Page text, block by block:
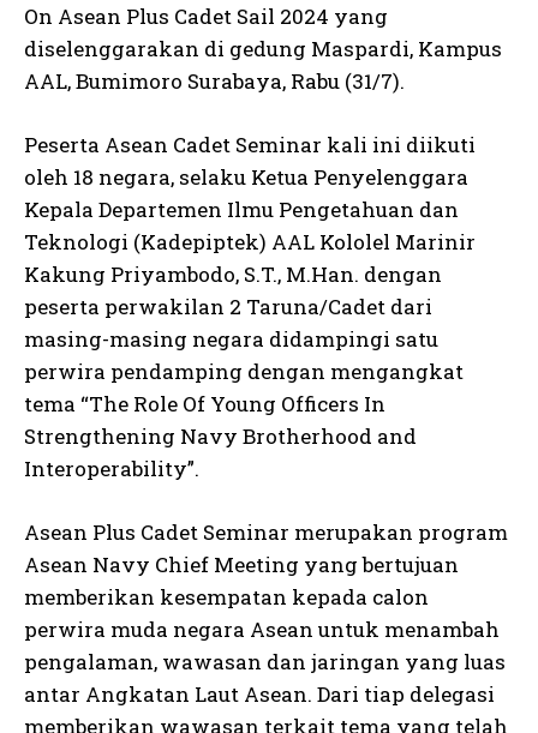
On Asean Plus Cadet Sail 2024 yang
diselenggarakan di gedung Maspardi, Kampus
AAL, Bumimoro Surabaya, Rabu (31/7).
Peserta Asean Cadet Seminar kali ini diikuti
oleh 18 negara, selaku Ketua Penyelenggara
Kepala Departemen Ilmu Pengetahuan dan
Teknologi (Kadepiptek) AAL Kololel Marinir
Kakung Priyambodo, S.T., M.Han. dengan
peserta perwakilan 2 Taruna/Cadet dari
masing-masing negara didampingi satu
perwira pendamping dengan mengangkat
tema “The Role Of Young Officers In
Strengthening Navy Brotherhood and
Interoperability”.
Asean Plus Cadet Seminar merupakan program
Asean Navy Chief Meeting yang bertujuan
memberikan kesempatan kepada calon
perwira muda negara Asean untuk menambah
pengalaman, wawasan dan jaringan yang luas
antar Angkatan Laut Asean. Dari tiap delegasi
memberikan wawasan terkait tema yang telah